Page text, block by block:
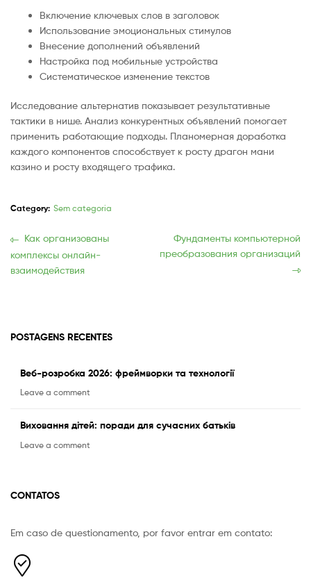
Включение ключевых слов в заголовок
Использование эмоциональных стимулов
Внесение дополнений объявлений
Настройка под мобильные устройства
Систематическое изменение текстов
Исследование альтернатив показывает результативные
тактики в нише. Анализ конкурентных объявлений помогает
применить работающие подходы. Планомерная доработка
каждого компонентов способствует к росту драгон мани
казино и росту входящего трафика.
Category: Sem categoria
Navegação
de
Previous
post:
Как организованы
комплексы онлайн-
взаимодействия
Próxima
publicação:
Фундаменты компьютерной
преобразования организаций
POSTAGENS RECENTES
Веб-розробка 2026: фреймворки та технології
Leave a comment
Виховання дітей: поради для сучасних батьків
Leave a comment
CONTATOS
Em caso de questionamento, por favor entrar em contato: